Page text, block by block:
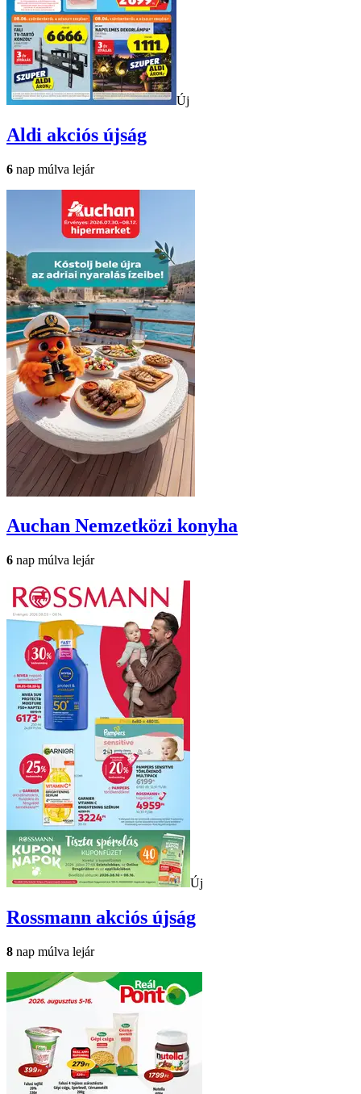
Új
Aldi akciós újság
6 nap múlva lejár
Auchan Nemzetközi konyha
6 nap múlva lejár
Új
Rossmann akciós újság
8 nap múlva lejár